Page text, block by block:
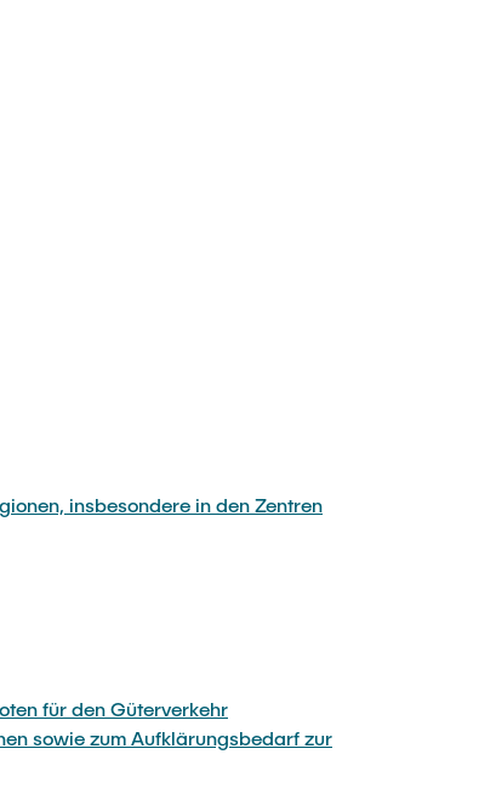
insbesondere in den Zentren
für den Güterverkehr
sowie zum Aufklärungsbedarf zur